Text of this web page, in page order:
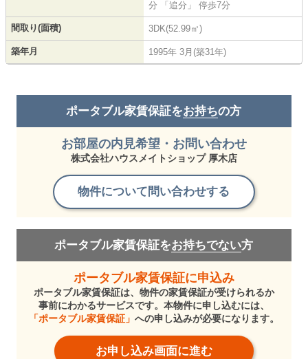
分 「追分」 停歩7分
間取り(面積) 3DK(52.99㎡)
築年月 1995年 3月(築31年)
ポータブル家賃保証をお持ちの方
お部屋の内見希望・お問い合わせ
株式会社ハウスメイトショップ 厚木店
物件について問い合わせする
ポータブル家賃保証をお持ちでない方
ポータブル家賃保証に申込み
ポータブル家賃保証は、物件の家賃保証が受けられるか
事前にわかるサービスです。本物件に申し込むには、
「ポータブル家賃保証」 への申し込みが必要になります。
お申し込み画面に進む